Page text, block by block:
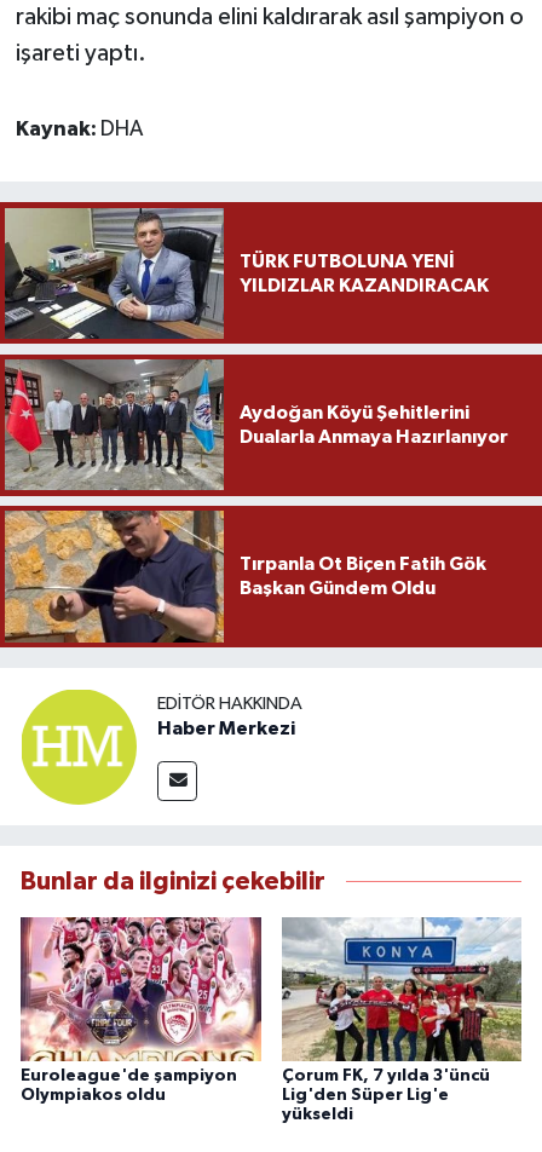
rakibi maç sonunda elini kaldırarak asıl şampiyon o
işareti yaptı.
Kaynak: DHA
TÜRK FUTBOLUNA YENİ
YILDIZLAR KAZANDIRACAK
Aydoğan Köyü Şehitlerini
Dualarla Anmaya Hazırlanıyor
Tırpanla Ot Biçen Fatih Gök
Başkan Gündem Oldu
EDITÖR HAKKINDA
Haber Merkezi
Bunlar da ilginizi çekebilir
Euroleague'de şampiyon
Olympiakos oldu
Çorum FK, 7 yılda 3'üncü
Lig'den Süper Lig'e
yükseldi